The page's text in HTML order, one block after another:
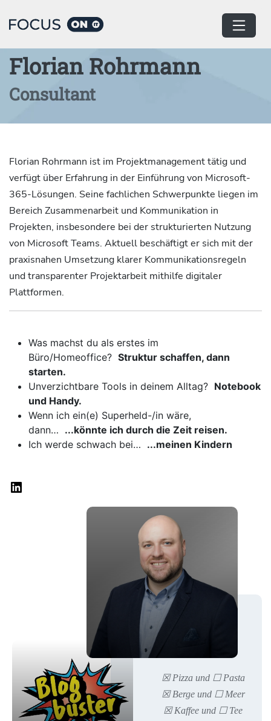
Home Autor:innen
Florian Rohrmann
Consultant
Florian Rohrmann ist im Projektmanagement tätig und
verfügt über Erfahrung in der Einführung von Microsoft-
365-Lösungen. Seine fachlichen Schwerpunkte liegen im
Bereich Zusammenarbeit und Kommunikation in
Projekten, insbesondere bei der strukturierten Nutzung
von Microsoft Teams. Aktuell beschäftigt er sich mit der
praxisnahen Umsetzung klarer Kommunikationsregeln
und transparenter Projektarbeit mithilfe digitaler
Plattformen.
Was machst du als erstes im
Büro/Homeoffice? Struktur schaffen, dann
starten.
Unverzichtbare Tools in deinem Alltag? Notebook
und Handy.
Wenn ich ein(e) Superheld-/in wäre,
dann… ...könnte ich durch die Zeit reisen.
Ich werde schwach bei… ...meinen Kindern
☒Pizza und ☐Pasta
☒Berge und ☐Meer
☒Kaffee und ☐Tee